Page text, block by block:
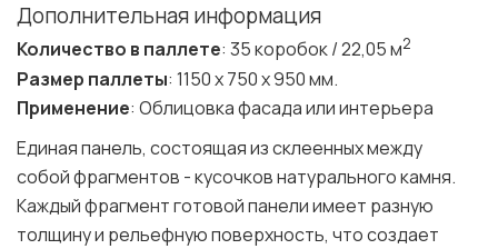
Дополнительная информация
Количество в паллете: 35 коробок / 22,05 м2
Размер паллеты: 1150 х 750 х 950 мм.
Применение: Облицовка фасада или интерьера
Единая панель, состоящая из склеенных между
собой фрагментов - кусочков натурального камня.
Каждый фрагмент готовой панели имеет разную
толщину и рельефную поверхность, что создает